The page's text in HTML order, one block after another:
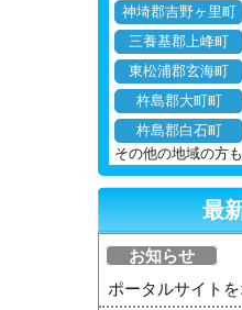
神埼郡吉野ヶ里町
三養基郡上峰町
東松浦郡玄海町
杵島郡大町町
杵島郡白石町
その他の地域の方
最
お知らせ
ポータルサイト